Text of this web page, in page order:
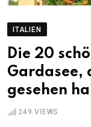
ITALIEN
Die 20
Gardasee,
gesehen
249 VIEWS